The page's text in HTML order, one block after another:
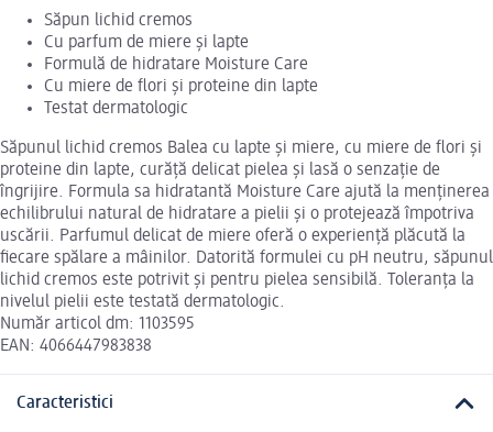
Săpun lichid cremos
Cu parfum de miere și lapte
Formulă de hidratare Moisture Care
Cu miere de flori și proteine din lapte
Testat dermatologic
Săpunul lichid cremos Balea cu lapte și miere, cu miere de flori și
proteine din lapte, curăță delicat pielea și lasă o senzație de
îngrijire. Formula sa hidratantă Moisture Care ajută la menținerea
echilibrului natural de hidratare a pielii și o protejează împotriva
uscării. Parfumul delicat de miere oferă o experiență plăcută la
fiecare spălare a mâinilor. Datorită formulei cu pH neutru, săpunul
lichid cremos este potrivit și pentru pielea sensibilă. Toleranța la
nivelul pielii este testată dermatologic.
Număr articol dm: 1103595
EAN: 4066447983838
Caracteristici